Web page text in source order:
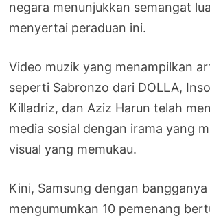
negara menunjukkan semangat
menyertai peraduan ini.
Video muzik yang menampilkan
seperti Sabronzo dari DOLLA,
Killadriz, dan Aziz Harun telah
media sosial dengan irama yang
visual yang memukau.
Kini, Samsung dengan bangganya
mengumumkan 10 pemenang